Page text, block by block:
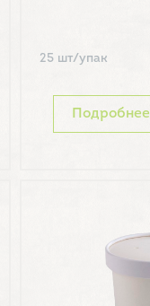
25 шт/упак
Подробнее